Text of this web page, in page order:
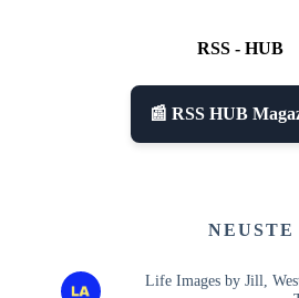
RSS - HUB
📰 RSS HUB
Life Images by Jill,